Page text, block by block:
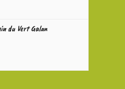
du Vert Galan